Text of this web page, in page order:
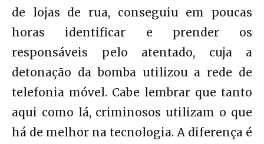
de lojas de rua, conseguiu em poucas
horas identificar e prender os
responsáveis pelo atentado, cuja a
detonação da bomba utilizou a rede de
telefonia móvel. Cabe lembrar que tanto
aqui como lá, criminosos utilizam o que
há de melhor na tecnologia. A diferença é